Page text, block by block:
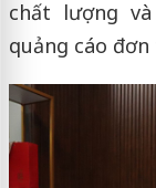
chất lượng
quảng cáo đơn